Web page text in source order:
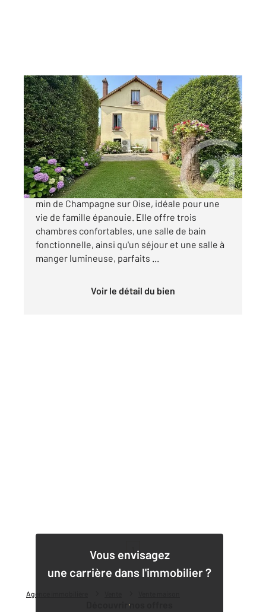
Agence immobilière
CHAMPAGNE SUR OISE 95
97,33 m2, 5 pièces
Ref : 679801
Maison à vendre
299 000 €
Découvrez cette charmante maison située à 5
min de Champagne sur Oise, idéale pour une
vie de famille épanouie. Elle offre trois
chambres confortables, une salle de bain
fonctionnelle, ainsi qu'un séjour et une salle à
manger lumineuse, parfaits ...
Voir le détail du bien
Vous envisagez
une carrière dans l'immobilier ?
Découvrir nos offres
1